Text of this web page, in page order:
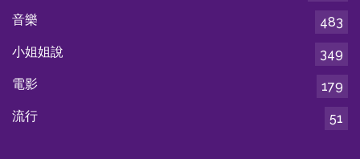
音樂
483
小姐姐說
349
電影
179
流行
51